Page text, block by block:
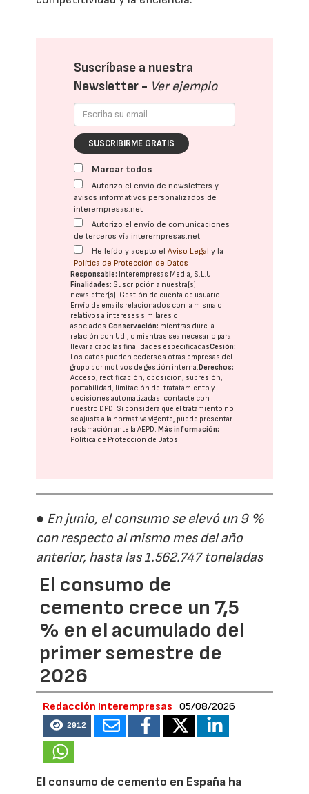
Suscríbase a nuestra
Newsletter - Ver ejemplo
SUSCRIBIRME GRATIS
Marcar todos
Autorizo el envío de newsletters y
avisos informativos personalizados de
interempresas.net
Autorizo el envío de comunicaciones
de terceros vía interempresas.net
He leído y acepto elAviso Legal y la
Política de Protección de Datos
Responsable: Interempresas Media, S.L.U.
Finalidades: Suscripción a nuestra(s)
newsletter(s). Gestión de cuenta de usuario.
Envío de emails relacionados con la misma o
relativos a intereses similares o
asociados.Conservación: mientras dure la
relación con Ud., o mientras sea necesario para
llevar a cabo las finalidades especificadasCesión:
Los datos pueden cederse a otras empresas del
grupo por motivos de gestión interna.Derechos:
Acceso, rectificación, oposición, supresión,
portabilidad, limitación del tratatamiento y
decisiones automatizadas: contacte con
nuestro DPD. Si considera que el tratamiento no
se ajusta a la normativa vigente, puede presentar
reclamación ante laAEPD.Más información:
Política de Protección de Datos
● En junio, el consumo se elevó un 9 %
con respecto al mismo mes del año
anterior, hasta las 1.562.747 toneladas
El consumo de
cemento crece un 7,5
% en el acumulado del
primer semestre de
2026
Redacción Interempresas 05/08/2026
2912
El consumo de cemento en España ha